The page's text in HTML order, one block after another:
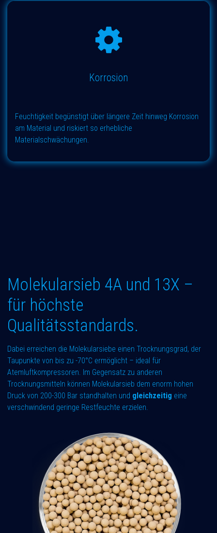
Korrosion
Feuchtigkeit begünstigt über längere Zeit hinweg Korrosion
am Material und riskiert so erhebliche
Materialschwächungen.
Molekularsieb 4A und 13X –
für höchste
Qualitätsstandards.
Dabei erreichen die Molekularsiebe einen Trocknungsgrad, der
Taupunkte von bis zu -70°C ermöglicht – ideal für
Atemluftkompressoren. Im Gegensatz zu anderen
Trocknungsmitteln können Molekularsieb dem enorm hohen
Druck von 200-300 Bar standhalten und gleichzeitig eine
verschwindend geringe Restfeuchte erzielen.